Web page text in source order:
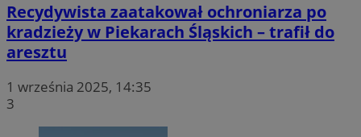
Recydywista zaatakował ochroniarza po
kradzieży w Piekarach Śląskich – trafił do
aresztu
1 września 2025, 14:35
3